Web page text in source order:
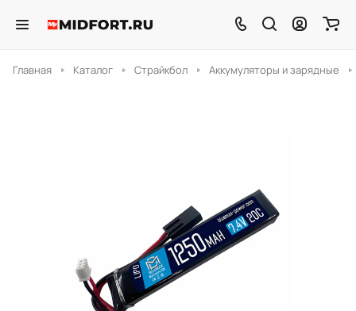
Главная Каталог Страйкбол Аккумуляторы и зарядные